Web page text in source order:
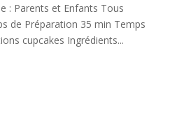
: Parents et Enfants Tous
de Préparation 35 min Temps
cupcakes Ingrédients...